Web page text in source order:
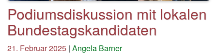
Podiumsdiskussion mit lokalen
Bundestagskandidaten
21. Februar 2025 | Angela Barner